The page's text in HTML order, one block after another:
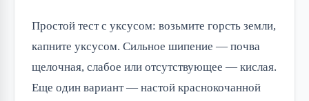
Простой тест с уксусом: возьмите горсть земли,
капните уксусом. Сильное шипение — почва
щелочная, слабое или отсутствующее — кислая.
Еще один вариант — настой краснокочанной